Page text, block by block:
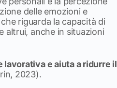
delle emozioni e
che riguarda la capacità di
altrui, anche in situazioni
e aiuta a ridurre il
2023).